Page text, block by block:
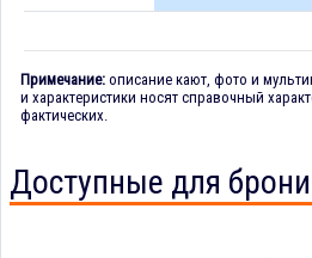
Примечание: описание кают, фото и
и характеристики носят справочный
фактических.
Доступные для